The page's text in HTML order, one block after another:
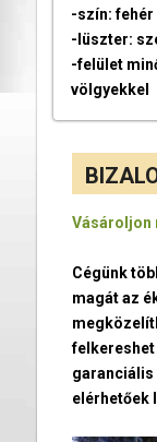
-szín: fehér
-lüszter:
-felület
völgyekkel
Vásároljon
Cégünk
magát az
felkereshet
garanciális
elérhetőek